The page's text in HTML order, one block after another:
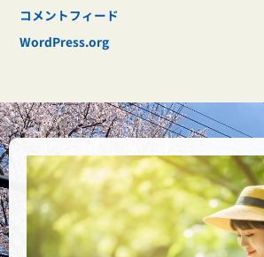
コメントフィード
WordPress.org